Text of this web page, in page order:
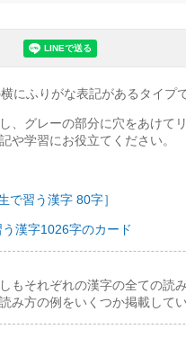
にふりがな表記があるタイプで
、グレーの部分に穴をあけて
や学習にお役立てください。
で習う漢字 80字］
漢字1026字のカード
もそれぞれの漢字の全ての読
み方の例をいくつか掲載してい